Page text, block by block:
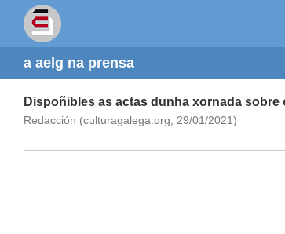
a aelg na prensa
Dispoñibles as actas dunha xornada
Redacción (culturagalega.org, 29/01/2021)